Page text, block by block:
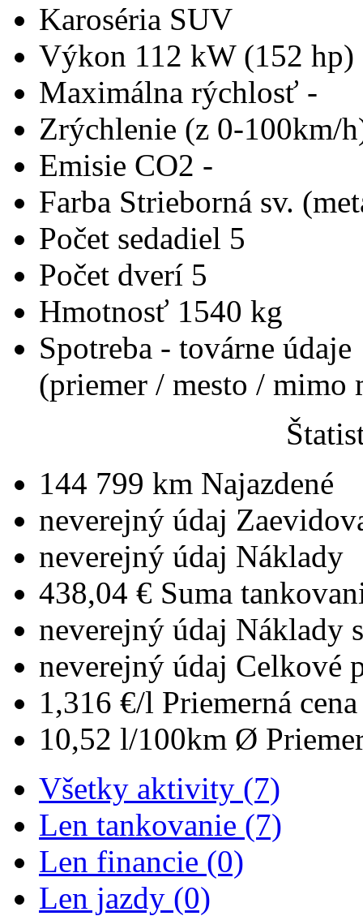
Karoséria SUV
Výkon 112 kW (152 hp)
Maximálna rýchlosť -
Zrýchlenie (z 0-100km/
Emisie CO2 -
Farba Strieborná sv.
Počet sedadiel 5
Počet dverí 5
Hmotnosť 1540 kg
Spotreba - továrne údaje
(priemer / mesto / mimo
144 799 km Najazdené
neverejný údaj
neverejný údaj Náklady
438,04 € Suma
neverejný údaj Náklady
neverejný údaj Celkové
1,316 €/l Priemerná
10,52 l/100km Ø
Všetky aktivity (7)
Len tankovanie (7)
Len financie (0)
Len jazdy (0)